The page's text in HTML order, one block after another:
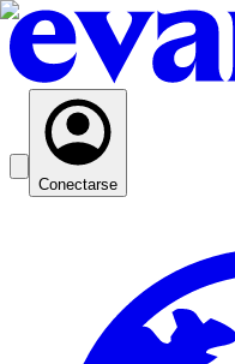
Conectarse